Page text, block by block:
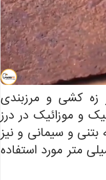
زه کشی و مرزبندی
و موزائیک در درز
و سیمانی و نیز
ترک ها تا عمق ۱۵ میلی متر مورد استفاده